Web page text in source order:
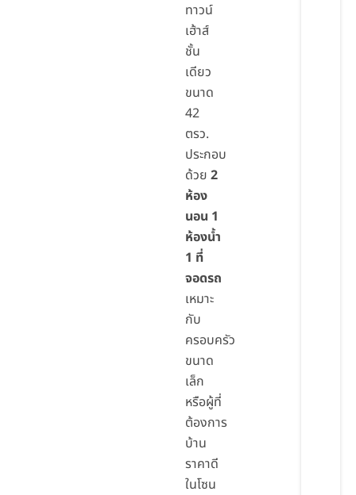
ทาวน์
เฮ้าส์
ชั้น
เดียว
ขนาด
42
ตรว.
ประกอบ
ด้วย 2
ห้อง
นอน 1
ห้องน้ำ
1 ที่
จอดรถ
เหมาะ
กับ
ครอบครัว
ขนาด
เล็ก
หรือผู้ที่
ต้องการ
บ้าน
ราคาดี
ในโซน